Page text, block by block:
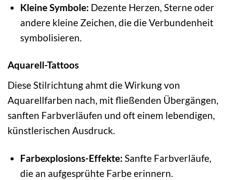
Kleine Symbole: Dezente Herzen, Sterne oder
andere kleine Zeichen, die die Verbundenheit
symbolisieren.
Aquarell-Tattoos
Diese Stilrichtung ahmt die Wirkung von
Aquarellfarben nach, mit fließenden Übergängen,
sanften Farbverläufen und oft einem lebendigen,
künstlerischen Ausdruck.
Farbexplosions-Effekte: Sanfte Farbverläufe,
die an aufgesprühte Farbe erinnern.